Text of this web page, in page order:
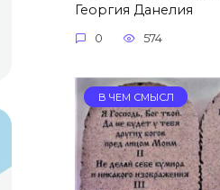
Георгия Данелия
0 574
В ЧЕМ СМЫСЛ